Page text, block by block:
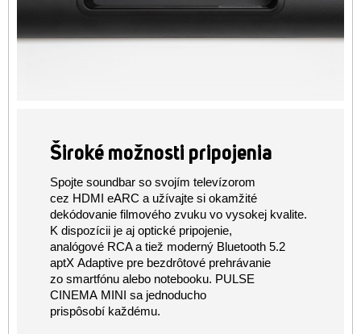
Široké možnosti pripojenia
Spojte soundbar so svojím televízorom
cez HDMI eARC a užívajte si okamžité
dekódovanie filmového zvuku vo vysokej kvalite.
K dispozícii je aj optické pripojenie,
analógové RCA a tiež moderný Bluetooth 5.2
aptX Adaptive pre bezdrôtové prehrávanie
zo smartfónu alebo notebooku. PULSE
CINEMA MINI sa jednoducho
prispôsobí každému.